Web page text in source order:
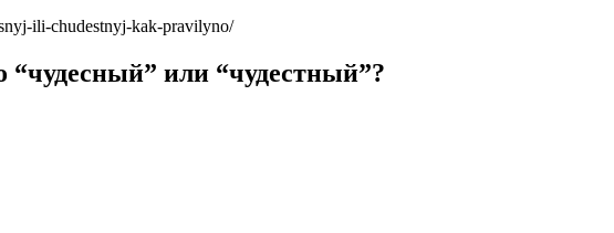
ili-chudestnyj-kak-pravilyno/
“чудесный” или “чудестный”?